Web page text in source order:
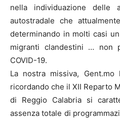
nella individuazione
autostradale che
determinando in molti casi
migranti clandestini … non
COVID-19.
La nostra missiva,
ricordando che il XII Reparto
di Reggio Calabria si
assenza totale di